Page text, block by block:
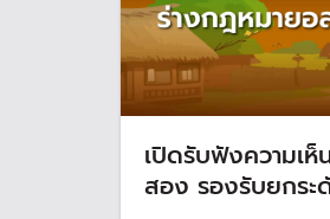
เปิดรับฟังความเ
สอง รองรับยกระ